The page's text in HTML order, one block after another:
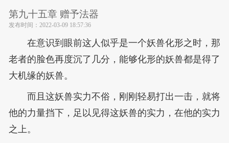
第九十五章 赠予法器
发布时间： 2022-03-09 18:57:36
在意识到眼前这人似乎是一个妖兽化形之时，那
老者的脸色再度沉了几分，能够化形的妖兽都是得了
大机缘的妖兽。
而且这妖兽实力不俗，刚刚轻易打出一击，就将
他的力量挡下，足以见得这妖兽的实力，在他的实力
之上。